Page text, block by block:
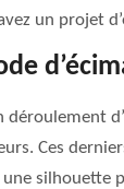
un projet
déroulement
Ces
silhouette